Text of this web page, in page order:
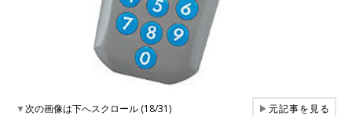
▼次の画像は下へスクロール (18/31) ▶元記事を見る